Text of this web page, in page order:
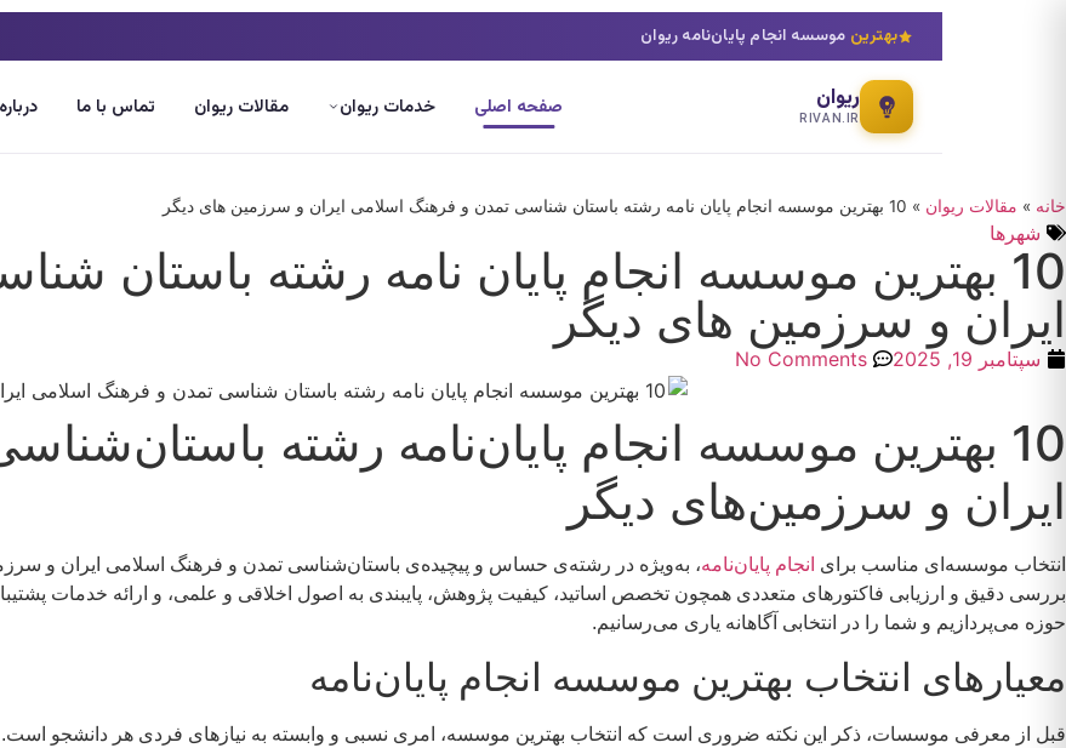
بهترین موسسه انجام پایان‌نامه ریوان
ریوان
RIVAN.IR صفحه اصلی خدمات ریوان مقالات ریوان تماس با ما
خانه » مقالات ریوان » 10 بهترین موسسه انجام پایان نامه رشته باستان شناسی تمدن و فرهنگ اسلامی ایران و سرزمین های دیگر
شهرها
10 بهترین موسسه انجام پایان نامه رشته باستان
ایران و سرزمین های دیگر
سپتامبر 19, 2025 No Comments
10 بهترین موسسه انجام پایان‌نامه رشته
ایران و سرزمین‌های دیگر
انتخاب موسسه‌ای مناسب برای انجام پایان‌نامه، به‌ویژه در رشته‌ی حساس و پیچیده‌ی باستان‌شناسی تمدن و فرهنگ اسلامی ایران و
حوزه می‌پردازیم و شما را در انتخابی آگاهانه یاری می‌رسانیم.
معیارهای انتخاب بهترین موسسه انجام پایان‌نامه
قبل از معرفی موسسات، ذکر این نکته ضروری است که انتخاب بهترین موسسه، امری نسبی و وابسته به نیازهای فردی هر دانشجو است. با